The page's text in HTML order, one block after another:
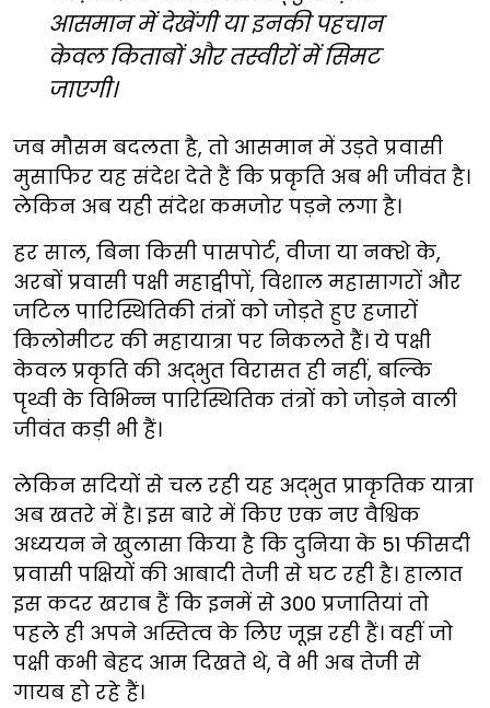
आसमान में देखेंगी या इनकी पहचान
केवल किताबों और तस्वीरों में सिमट
जाएगी।
जब मौसम बदलता है, तो आसमान में उड़ते प्रवासी
मुसाफिर यह संदेश देते हैं कि प्रकृति अब भी जीवंत है।
लेकिन अब यही संदेश कमजोर पड़ने लगा है।
हर साल, बिना किसी पासपोर्ट, वीजा या नक्शे के,
अरबों प्रवासी पक्षी महाद्वीपों, विशाल महासागरों और
जटिल पारिस्थितिकी तंत्रों को जोड़ते हुए हजारों
किलोमीटर की महायात्रा पर निकलते हैं। ये पक्षी
केवल प्रकृति की अद्भुत विरासत ही नहीं, बल्कि
पृथ्वी के विभिन्न पारिस्थितिक तंत्रों को जोड़ने वाली
जीवंत कड़ी भी हैं।
लेकिन सदियों से चल रही यह अद्भुत प्राकृतिक यात्रा
अब खतरे में है। इस बारे में किए एक नए वैश्विक
अध्ययन ने खुलासा किया है कि दुनिया के 51 फीसदी
प्रवासी पक्षियों की आबादी तेजी से घट रही है। हालात
इस कदर खराब हैं कि इनमें से 300 प्रजातियां तो
पहले ही अपने अस्तित्व के लिए जूझ रही हैं। वहीं जो
पक्षी कभी बेहद आम दिखते थे, वे भी अब तेजी से
गायब हो रहे हैं।